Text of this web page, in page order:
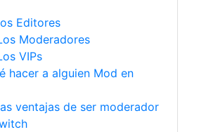
Editores
Moderadores
VIPs
hacer a alguien Mod en
ventajas de ser moderador